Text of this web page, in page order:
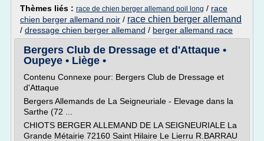
Thèmes liés : race de chien berger allemand poil long / race
chien berger allemand noir / race chien berger allemand
/ dressage chien berger allemand / berger allemand race
Bergers Club de Dressage et d'Attaque •
Oupeye • Liège •
Contenu Connexe pour: Bergers Club de Dressage et
d'Attaque
Bergers Allemands de La Seigneuriale - Elevage dans la
Sarthe (72 ...
CHIOTS BERGER ALLEMAND DE LA SEIGNEURIALE La
Grande Métairie 72160 Saint Hilaire Le Lierru R.BARRAU